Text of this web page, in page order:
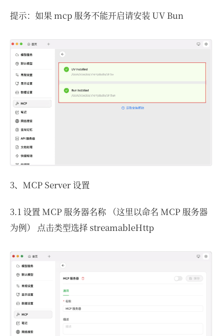
提示：如果 mcp 服务不能开启请安装 UV Bun
3、MCP Server 设置
3.1 设置 MCP 服务器名称 （这里以命名 MCP 服务器
为例） 点击类型选择 streamableHttp